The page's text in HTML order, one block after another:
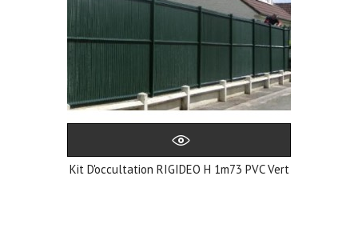
Kit D'occultation RIGIDEO H 1m73 PVC Vert